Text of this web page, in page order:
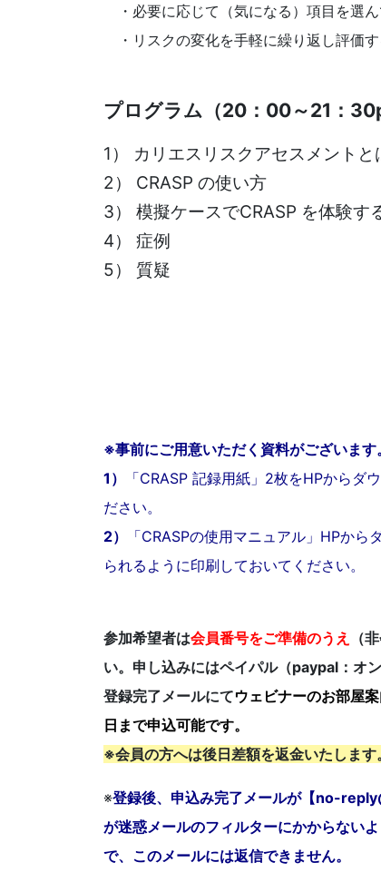
・必要に応じて（気になる）項目を選
・リスクの変化を手軽に繰り返し評価
プログラム（20：00～21：
1） カリエスリスクアセスメントと
2） CRASP の使い方
3） 模擬ケースでCRASP を体験す
4） 症例
5） 質疑
※事前にご用意いただく資料がございます。
1）
「CRASP 記録用紙」2枚をHPからダ
ださい。
2）
「CRASPの使用マニュアル」HPか
られるように印刷しておいてください。
参加希望者は会員番号をご準備のうえ
（
い。申し込みにはペイパル（paypal：オ
登録完了メールにてウェビナーのお部屋
日まで申込可能です。
※会員の方へは後日差額を返金いたします。
※登録後、申込み完了メールが【no-
が迷惑メールのフィルターにかからない
で、このメールには返信できません。